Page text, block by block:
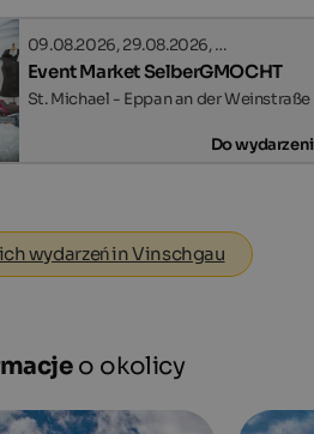
09.08.2026, 29.08.2026, …
Event Market SelberGMOCHT
St. Michael - Eppan an der Weinstraße
Do
wydarzeń in Vinschgau
o okolicy